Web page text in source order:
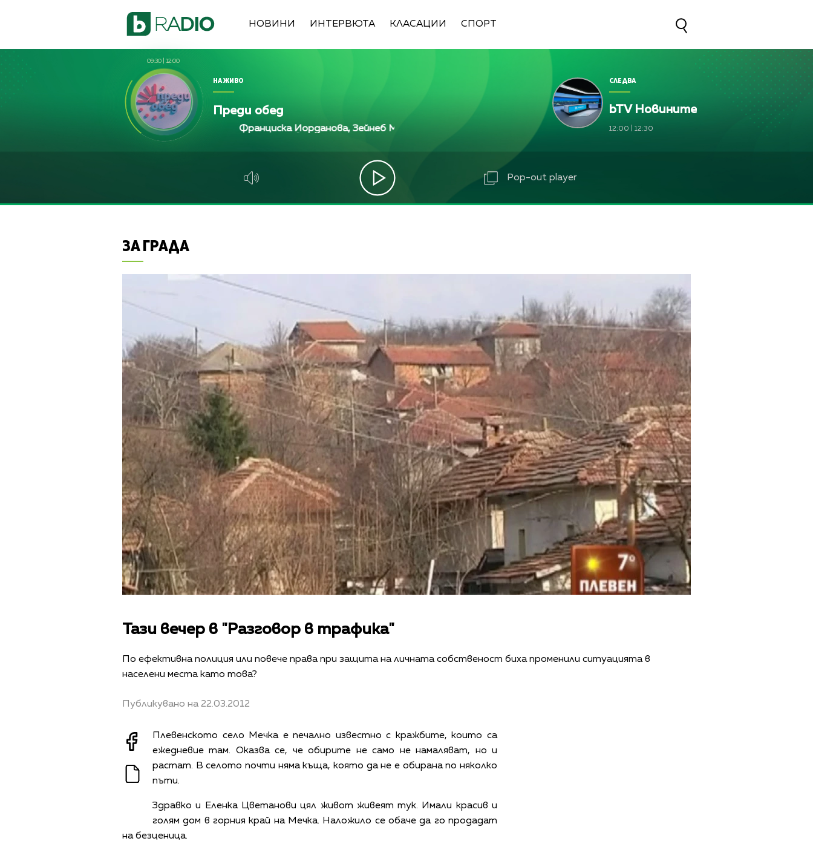
НОВИНИ ИНТЕРВЮТА КЛАСАЦИИ СПОРТ
09:30 12:00
НА ЖИВО
Преди обед
Франциска Йорданова, Зейнеб Маджурова, Оля Маринова, Петър Дочев
Франциска Йорданова, Зейнеб Маджурова, Оля
Франциска Йорданова, Зейнеб Маджурова, Оля Маринова, Петър Дочев
Франциска Йорданова, Зейнеб Маджурова, Оля
Франциска Йорданова, Зейнеб Маджурова, Оля Маринова, Петър Дочев
СЛЕДВА
bTV Новините
12:00 12:30
Pop-out player
ЗА ГРАДА
Тази вечер в "Разговор в трафика"
По ефективна полиция или повече права при защита на личната собственост биха променили ситуацията в
населени места като това?
Публикувано на 22.03.2012
Плевенското село Мечка е печално известно с кражбите, които са
ежедневие там. Оказва се, че обирите не само не намаляват, но и
растат. В сeлото почти няма къща, която да не е обирана по няколко
пъти.
Здравко и Еленка Цветанови цял живот живеят тук. Имали красив и
голям дом в горния край на Мечка. Наложило се обаче да го продадат
на безценица.